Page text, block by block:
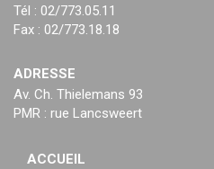
Tél : 02/773.05.11
Fax : 02/773.18.18
ADRESSE
Av. Ch. Thielemans 93
PMR : rue Lancsweert
ACCUEIL